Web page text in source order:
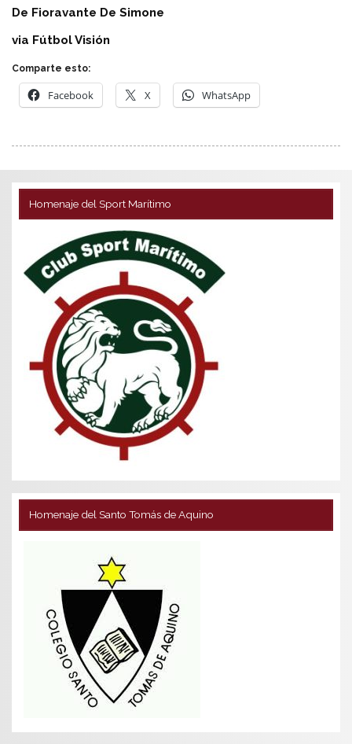
De Fioravante De Simone
via Fútbol Visión
Comparte esto:
Facebook X WhatsApp
Homenaje del Sport Marítimo
Homenaje del Santo Tomás de Aquino